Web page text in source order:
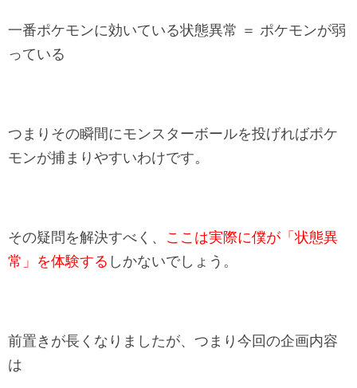
一番ポケモンに効いている状態異常 ＝ ポケモンが弱
っている
つまりその瞬間にモンスターボールを投げればポケ
モンが捕まりやすいわけです。
その疑問を解決すべく、 ここは実際に僕が「状態異
常」を体験する しかないでしょう。
前置きが長くなりましたが、つまり今回の企画内容
は